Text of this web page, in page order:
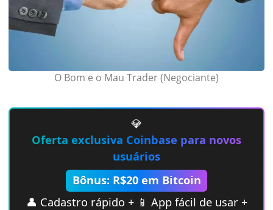
O Bom e o Mau Trader (Negociante)
💎
Oferta exclusiva Coinbase para novos
usuários
Bônus: R$20 em Bitcoin
👤 Cadastro rápido + 📱 App fácil de usar +